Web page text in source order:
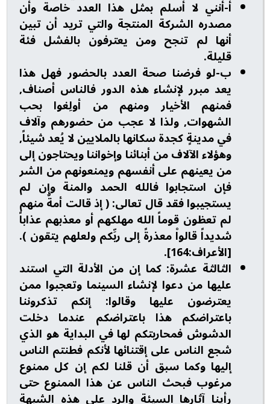
أ-أنني لا أسلم بمثل هذا العدد خاصة وأن
مصدره الشركة المنتجة والتي تريد أن تبين
أنها لم تنجح ومن يعترفون بالفشل فئة
قليلة.
ب-لو فرضنا صحة العدد بالحضور فهل هذا
يعد مبرر لإنشاء هذه الدور فالناس أصناف,
فمنهم الأخيار ومنهم من أولِغوا بحب
الشهوات, ولذا لا عجب من حضورهم وآلاف
في مدينةٍ كجدة سكانها بالملايين لا يُعد شيئاً,
وهؤلاء الآلاف من أبنائنا وإخواننا ويحتاجون إلى
من يعينهم على أنفسهم ويمنعونهم من الشر
فإن استجابوا فالله الحمد والمنة وإن لم
يستجيبوا فقد قال تعالى: ( إذ قالت أمةٌ منهم
لم تعظون قوماً الله مهلكهم أو معذبهم عذاباً
شديداً قالواْ معذرةً إلى ربِّكم ولعلهم يتقون ).
[الأعراف:164].
الثالثة عشرة: كما إن من الأدلة التي استند
عليها من دعوا لإنشاء السينما وتعجبوا ممن
يعترضون عليها وقالوا: إنكم تذكروننا
باعتراضكم هذا باعتراضكم عندما دخلت
الدشوش فمحاربتكم لها في البداية هو الذي
شجع الناس على إقتنائها لأنكم فطنتم الناس
إليها وكما سبق أن قلنا لكم إن كل ممنوع
مرغوب فبحث الناس عن هذا الممنوع حتى
رأينا آثارها السيئة والرد على هذه الشبهة